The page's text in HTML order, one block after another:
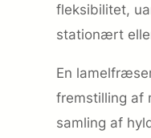
fleksibilitet,
stationært
En
fremstilling af
samling af